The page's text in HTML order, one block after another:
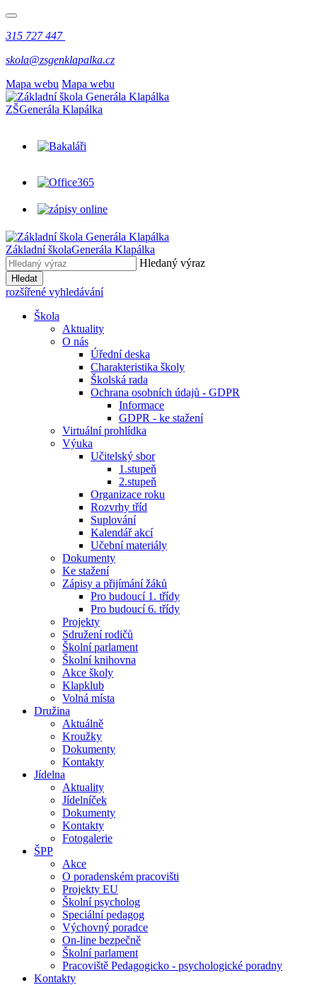
315 727 447
skola@zsgenklapalka.cz
Mapa webu Mapa webu
ZŠGenerála Klapálka
Základní školaGenerála Klapálka
Hledaný výraz
Hledat
rozšířené vyhledávání
Škola
Aktuality
O nás
Úřední deska
Charakteristika školy
Školská rada
Ochrana osobních údajů - GDPR
Informace
GDPR - ke stažení
Virtuální prohlídka
Výuka
Učitelský sbor
1.stupeň
2.stupeň
Organizace roku
Rozvrhy tříd
Suplování
Kalendář akcí
Učební materiály
Dokumenty
Ke stažení
Zápisy a přijímání žáků
Pro budoucí 1. třídy
Pro budoucí 6. třídy
Projekty
Sdružení rodičů
Školní parlament
Školní knihovna
Akce školy
Klapklub
Volná místa
Družina
Aktuálně
Kroužky
Dokumenty
Kontakty
Jídelna
Aktuality
Jídelníček
Dokumenty
Kontakty
Fotogalerie
ŠPP
Akce
O poradenském pracovišti
Projekty EU
Školní psycholog
Speciální pedagog
Výchovný poradce
On-line bezpečně
Školní parlament
Pracoviště Pedagogicko - psychologické poradny
Kontakty